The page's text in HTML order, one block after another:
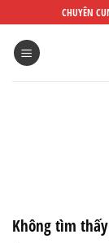
CHE
NẮNG
CHUYÊN
Không tìm